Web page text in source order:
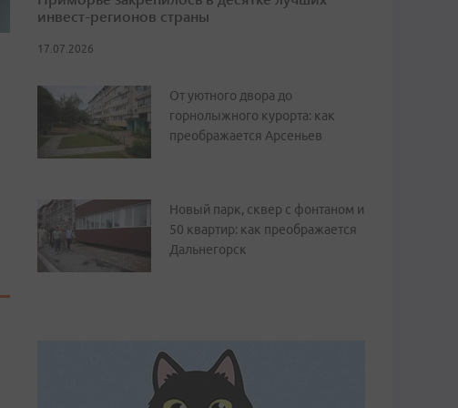
инвест-регионов страны
17.07.2026
От уютного двора до
горнолыжного курорта: как
преображается Арсеньев
Новый парк, сквер с фонтаном и
50 квартир: как преображается
Дальнегорск